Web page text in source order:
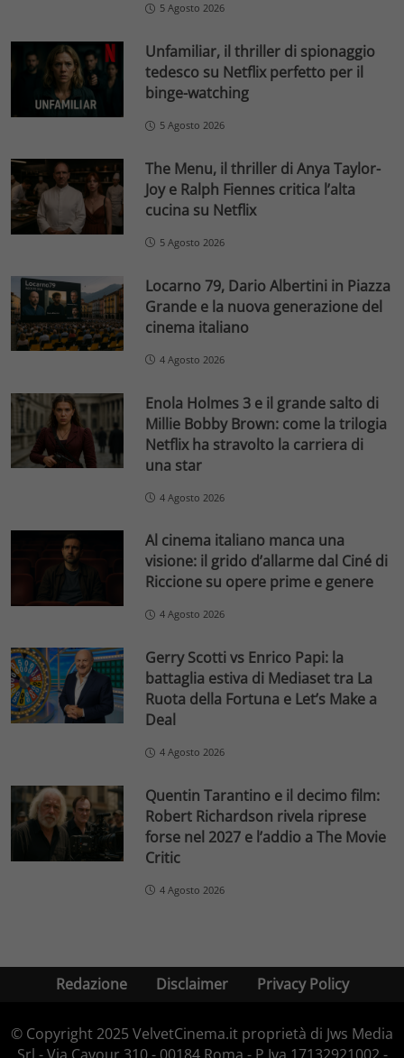
5 Agosto 2026
Unfamiliar, il thriller di spionaggio
tedesco su Netflix perfetto per il
binge-watching
5 Agosto 2026
The Menu, il thriller di Anya Taylor-
Joy e Ralph Fiennes critica l’alta
cucina su Netflix
5 Agosto 2026
Locarno 79, Dario Albertini in Piazza
Grande e la nuova generazione del
cinema italiano
4 Agosto 2026
Enola Holmes 3 e il grande salto di
Millie Bobby Brown: come la trilogia
Netflix ha stravolto la carriera di
una star
4 Agosto 2026
Al cinema italiano manca una
visione: il grido d’allarme dal Ciné di
Riccione su opere prime e genere
4 Agosto 2026
Gerry Scotti vs Enrico Papi: la
battaglia estiva di Mediaset tra La
Ruota della Fortuna e Let’s Make a
Deal
4 Agosto 2026
Quentin Tarantino e il decimo film:
Robert Richardson rivela riprese
forse nel 2027 e l’addio a The Movie
Critic
4 Agosto 2026
Redazione Disclaimer Privacy Policy
© Copyright 2025 VelvetCinema.it proprietà di Jws Media